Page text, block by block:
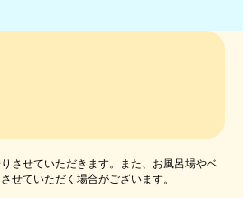
させていただきます。また、お風呂場やベ
せていただく場合がございます。